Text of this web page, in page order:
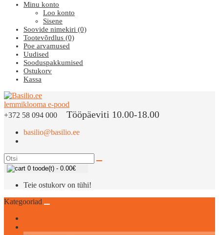
Minu konto
Loo konto
Sisene
Soovide nimekiri (0)
Tootevõrdlus (0)
Poe arvamused
Uudised
Sooduspakkumised
Ostukorv
Kassa
+372 58 094 000 Tööpäeviti 10.00-18.00
basilio@basilio.ee
0 toode(t) - 0.00€
Teie ostukorv on tühi!
Kategooriad